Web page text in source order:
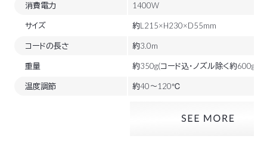
消費電力 1400W
サイズ 約L215×H230×D55mm
コードの長さ 約3.0m
重量 約350g(コード込・ノズル除く約600g)
温度調節 約40～120℃